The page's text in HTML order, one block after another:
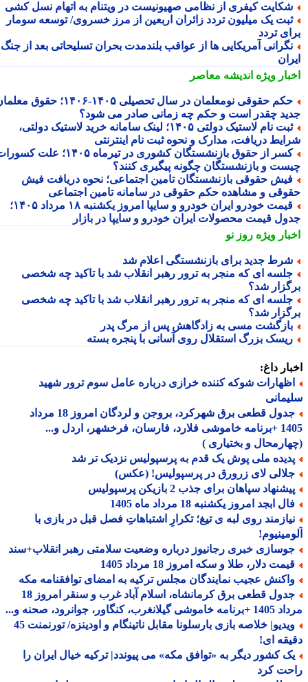
کیفری از نظامی صهیونیست در ویتنام به اتهام نسل کشی
یک میلیون تردد زائران اربعین از مرز خسروی/ توسعه سومار
تردد
آمریکایی ها از عواقب بلندمدت بحران تسلیحاتی بعد از جنگ با
ویژهاندیشه معاصر
حکم حقوقی نومعلمان در سال تحصیلی ۱۴۰۵-۱۴۰۶؛ حقوق معلمان
چقدر است و حکم چه زمانی صادر می شود؟
ثبت نام لاستیک دولتی ۱۴۰۵؛ لینک سامانه خرید لاستیک دولتی،
دریافت، مدارک و نحوه ثبت نام اینترنتی
کسر از حقوق بازنشستگان کشوری در تیرماه ۱۴۰۵؛ علت کسورات
و بازنشستگان چگونه پیگیری کنند؟
حقوقی بازنشستگان تامین اجتماعی؛ نحوه دریافت فیش
و مشاهده حکم حقوقی در سامانه تامین اجتماعی
قیمت خودرو ایران خودرو و سایپا امروز یکشنبه ۱۸ مرداد ۱۴۰۵؛
قیمت محصولات ایران خودرو و سایپا در بازار
ویژهروز نو
جدید برای بازنشستگی اعلام شد
ای که منجر به ترور رهبر انقلاب شد با تاکید چه شخصی
شد؟
ای که منجر به ترور رهبر انقلاب شد با تاکید چه شخصی
شد؟
مسی به زادگاهش پس از مرگ پدر
بزرگ استقلال روی آسانی با پنجره بسته
داغ:
شوکه کننده خرازی درباره عامل سوم ترور شهید
جدول قطعی برق شهرکرد، بروجن و لردگان امروز 18 مرداد
1405 +برنامه خاموشی فلارد، فارسان، فرخشهر، اردل و...
و بختیاری )
ملی پوش یک قدم به پرسپولیس نزدیک تر شد
لای زرورق در پرسپولیس! (عکس)
سپاهان برای جذب 2 بازیکن پرسپولیس
ابجد امروز یکشنبه 18 مرداد ماه 1405
روی لبه ی تیغ؛ تکرارِ اشتباهاتِ فصل قبل در بازی با
خبری رجانیوز درباره وضعیت سلامتی رهبر انقلاب+سند
دلار، طلا و سکه امروز 18 مرداد 1405
عجیب نمایندگان مجلس ترکیه به امضای توافقنامه مکه
جدول قطعی برق کرمانشاه، اسلام آباد غرب و سنقر امروز 18
کنگاور، جوانرود، صحنه و...
ویدیو| خلاصه بازی بارسلونا مقابل ناتینگام و اودینزه/ تورنمنت 45
ای!
کشور دیگر به «توافق مکه» می پیوندد| ترکیه خیال ایران را
کرد